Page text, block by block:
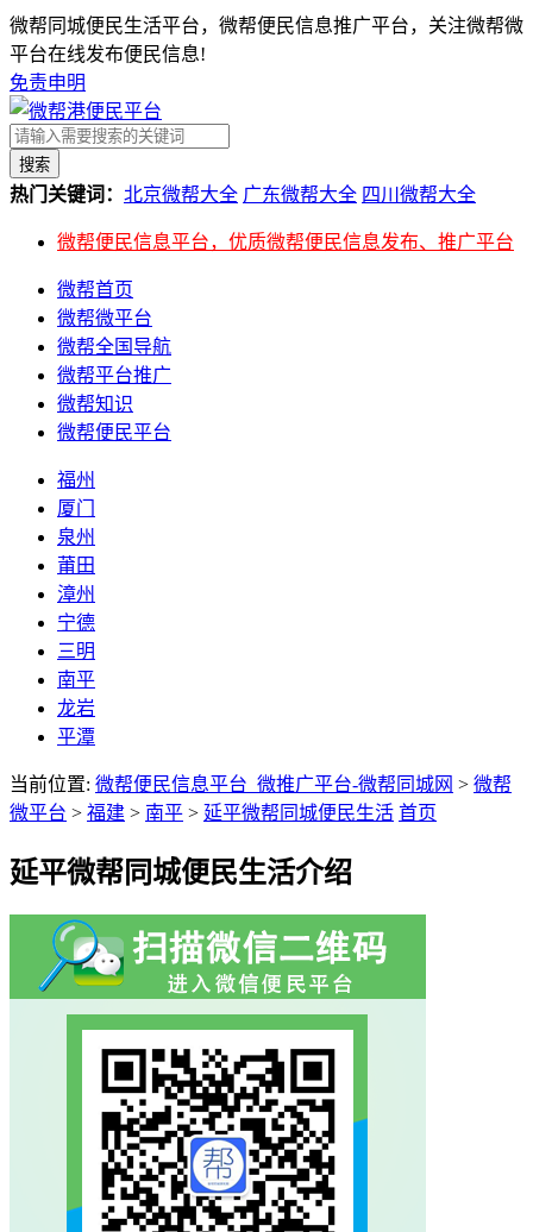
微帮同城便民生活平台，微帮便民信息推广平台，关注微帮微
平台在线发布便民信息!
免责申明
搜索
热门关键词： 北京微帮大全 广东微帮大全 四川微帮大全
微帮便民信息平台，优质微帮便民信息发布、推广平台
微帮首页
微帮微平台
微帮全国导航
微帮平台推广
微帮知识
微帮便民平台
福州
厦门
泉州
莆田
漳州
宁德
三明
南平
龙岩
平潭
当前位置: 微帮便民信息平台_微推广平台-微帮同城网 > 微帮
微平台 > 福建 > 南平 > 延平微帮同城便民生活 首页
延平微帮同城便民生活介绍